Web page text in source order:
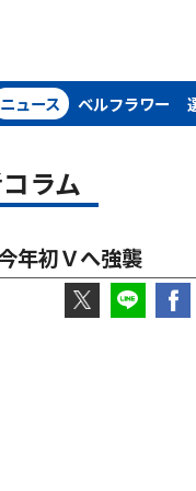
ニュース ベルフラワー
ラム
年初Ｖへ強襲